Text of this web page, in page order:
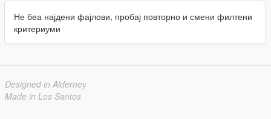
Не беа најдени фајлови, пробај повторно и смени филтени
критериуми
Designed in Alderney
Made in Los Santos